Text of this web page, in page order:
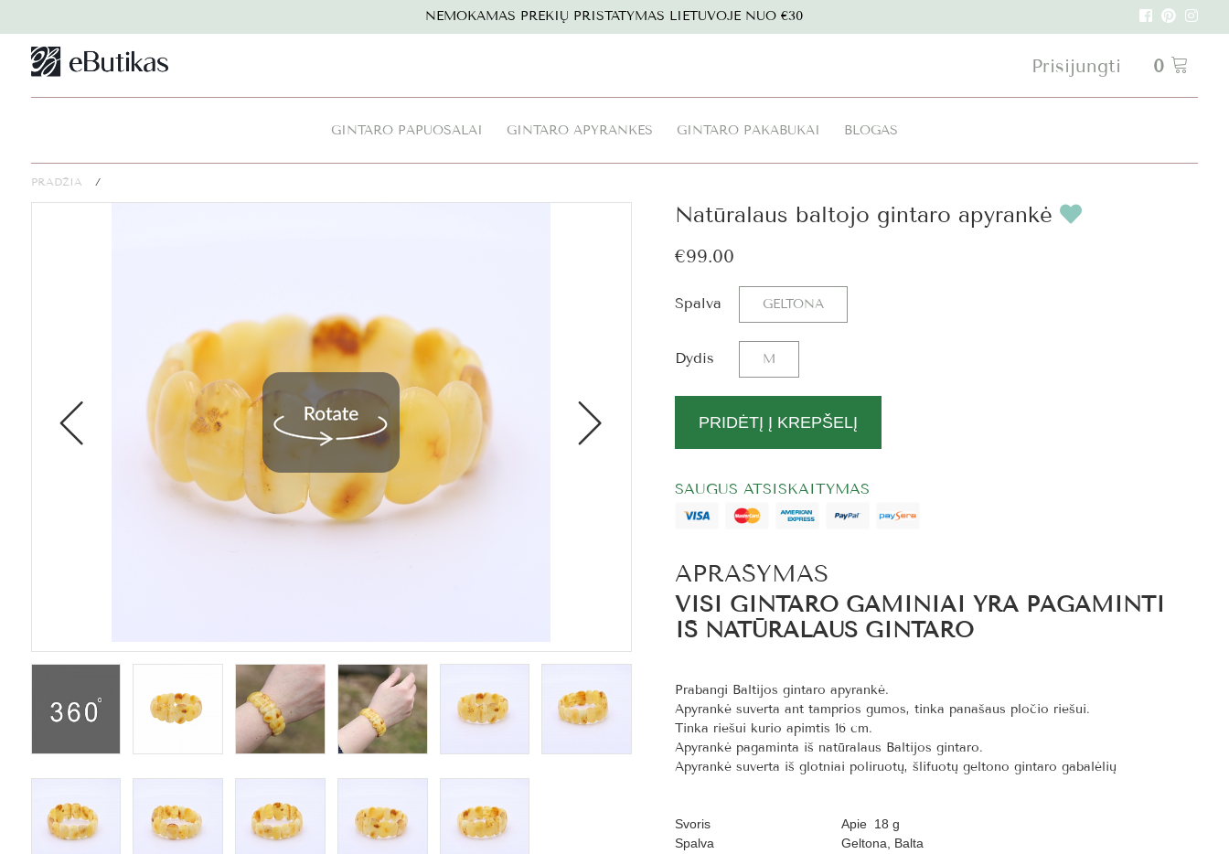
NEMOKAMAS PREKIŲ PRISTATYMAS LIETUVOJE NUO €30
Prisijungti 0
GINTARO PAPUOŠALAI GINTARO APYRANKĖS GINTARO PAKABUKAI BLOGAS
PRADŽIA /
Natūralaus baltojo gintaro apyrankė
€99.00
Spalva GELTONA
Dydis M
PRIDĖTĮ Į KREPŠELĮ
SAUGUS ATSISKAITYMAS
APRAŠYMAS
VISI GINTARO GAMINIAI YRA PAGAMINTI
IŠ NATŪRALAUS GINTARO
Prabangi Baltijos gintaro apyrankė.
Apyrankė suverta ant tamprios gumos, tinka panašaus pločio riešui.
Tinka riešui kurio apimtis 16cm.
Apyrankė pagaminta iš natūralaus Baltijos gintaro.
Apyrankė suverta iš glotniai poliruotų, šlifuotų geltono gintaro gabalėlių
Svoris
Apie 18 g
Spalva
Geltona, Balta